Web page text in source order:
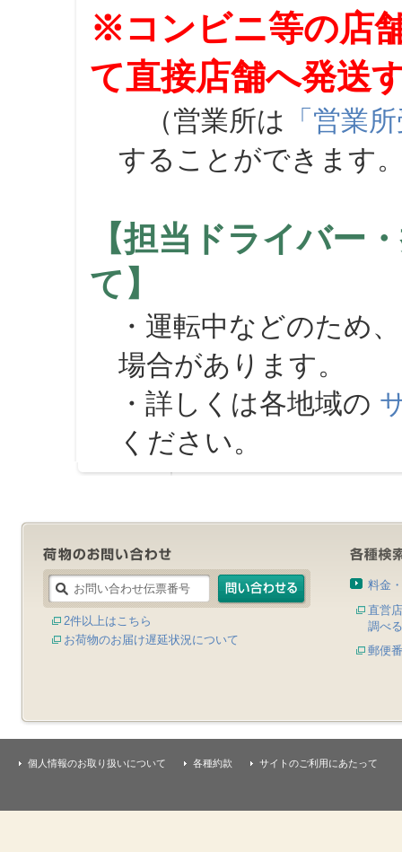
※コンビニ等の店
て直接店舗へ発送
（営業所は 「営業
することができます
【担当ドライバー
て】
・運転中などのため
場合があります。
・詳しくは各地域の
ください。
2件以上はこちら
お荷物のお届け遅延状況について
料金
直営
調べる
郵便
個人情報のお取り扱いについて 各種約款 サイトのご利用にあたって